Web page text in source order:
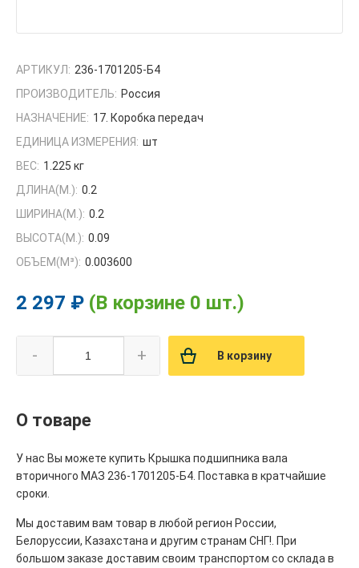
АРТИКУЛ: 236-1701205-Б4
ПРОИЗВОДИТЕЛЬ: Россия
НАЗНАЧЕНИЕ: 17. Коробка передач
ЕДИНИЦА ИЗМЕРЕНИЯ: шт
ВЕС: 1.225 кг
ДЛИНА(М.): 0.2
ШИРИНА(М.): 0.2
ВЫСОТА(М.): 0.09
ОБЪЕМ(M³): 0.003600
2 297 ₽ (В корзине 0 шт.)
- + В корзину
О товаре
У нас Вы можете купить Крышка подшипника вала
вторичного МАЗ 236-1701205-Б4. Поставка в кратчайшие
сроки.
Мы доставим вам товар в любой регион России,
Белоруссии, Казахстана и другим странам СНГ!. При
большом заказе доставим своим транспортом со склада в